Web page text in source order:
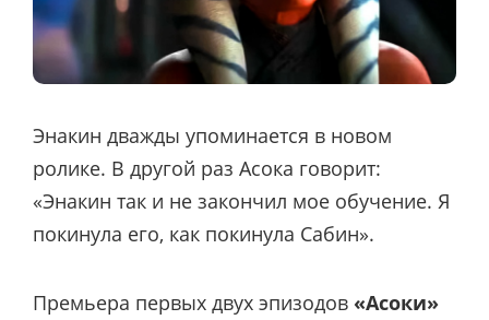
Энакин дважды упоминается в новом
ролике. В другой раз Асока говорит:
«Энакин так и не закончил мое обучение. Я
покинула его, как покинула Сабин».
Премьера первых двух эпизодов «Асоки»